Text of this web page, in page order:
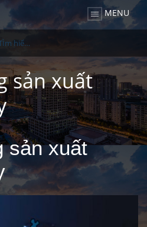
MENU
TÌm hiểu về rượu
sản xuất
sản xuất